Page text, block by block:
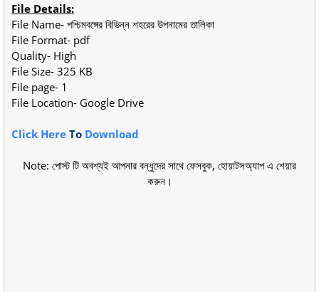
File Details:
File Name- পশ্চিমবঙ্গের বিভিন্ন শহরের উপনামের তালিকা
File Format- pdf
Quality- High
File Size- 325 KB
File page- 1
File Location- Google Drive
Click Here To Download
Note: পোস্ট টি অবশ্যই আপনার বন্ধুদের সাথে ফেসবুক, হোয়াটসঅ্যাপ এ শেয়ার
করুন।